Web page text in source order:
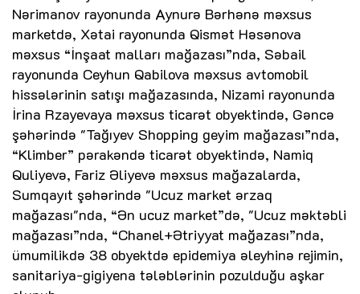
Nərimanov rayonunda Aynurə Bərhənə məxsus
marketdə, Xətai rayonunda Qismət Həsənova
məxsus “İnşaat malları mağazası”nda, Səbail
rayonunda Ceyhun Qabilova məxsus avtomobil
hissələrinin satışı mağazasında, Nizami rayonunda
İrina Rzayevaya məxsus ticarət obyektində, Gəncə
şəhərində "Tağıyev Shopping geyim mağazası”nda,
“Klimber” pərakəndə ticarət obyektində, Namiq
Quliyevə, Fariz Əliyevə məxsus mağazalarda,
Sumqayıt şəhərində "Ucuz market ərzaq
mağazası"nda, “Ən ucuz market”də, "Ucuz məktəbli
mağazası”nda, “Chanel+Ətriyyat mağazası”nda,
ümumilikdə 38 obyektdə epidemiya əleyhinə rejimin,
sanitariya-gigiyena tələblərinin pozulduğu aşkar